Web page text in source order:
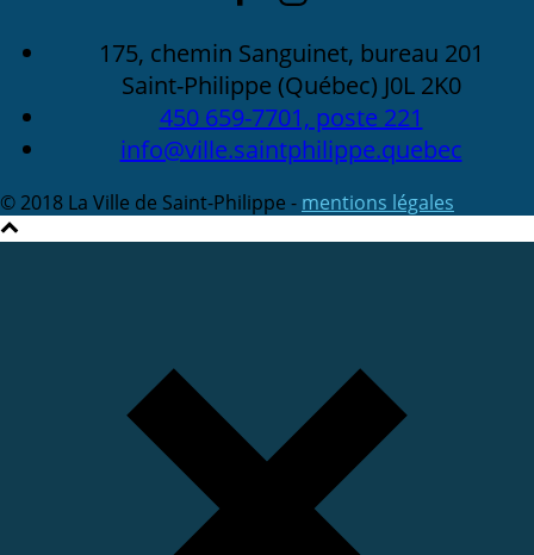
175, chemin Sanguinet, bureau 201
Saint-Philippe (Québec) J0L 2K0
450 659-7701, poste 221
info@ville.saintphilippe.quebec
© 2018 La Ville de Saint-Philippe - mentions légales